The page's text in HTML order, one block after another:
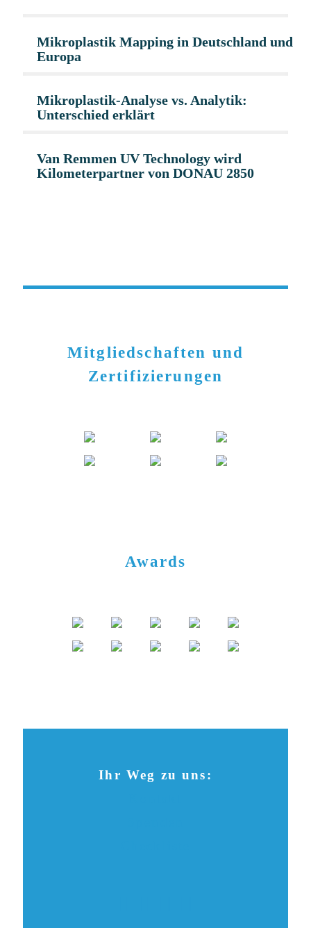
Mikroplastik Mapping in Deutschland und
Europa
Mikroplastik-Analyse vs. Analytik:
Unterschied erklärt
Van Remmen UV Technology wird
Kilometerpartner von DONAU 2850
Mitgliedschaften und
Zertifizierungen
Awards
Ihr Weg zu uns: